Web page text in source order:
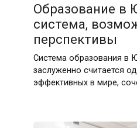
Образование в
система,
перспективы
Система образования в
заслуженно считается
эффективных в мире,